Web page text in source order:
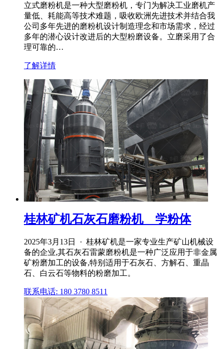
立式磨粉机是一种大型磨粉机，专门为解决工业磨机产
量低、耗能高等技术难题，吸收欧洲先进技术并结合我
公司多年先进的磨粉机设计制造理念和市场需求，经过
多年的潜心设计改进后的大型粉磨设备。立磨采用了合
理可靠的…
了解详情
桂林矿机石灰石磨粉机 _ 学粉体
2025年3月13日 · 桂林矿机是一家专业生产矿山机械设
备的企业,其石灰石雷蒙磨粉机是一种广泛应用于非金属
矿粉磨加工的设备,特别适用于石灰石、方解石、重晶
石、白云石等物料的粉磨加工。
联系电话: 180 3780 8511